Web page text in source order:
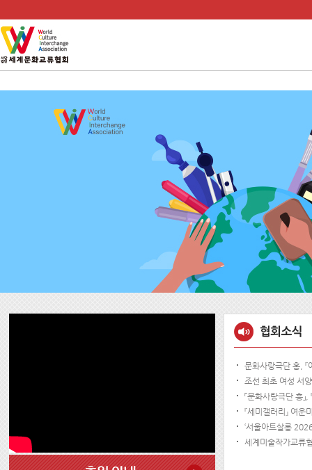
문화사랑극단 홍,
조선 최초 여성 서
「문화사랑극단 흥」
『세미갤러리』 여운
‘서울아트살롱
세계미술작가교류